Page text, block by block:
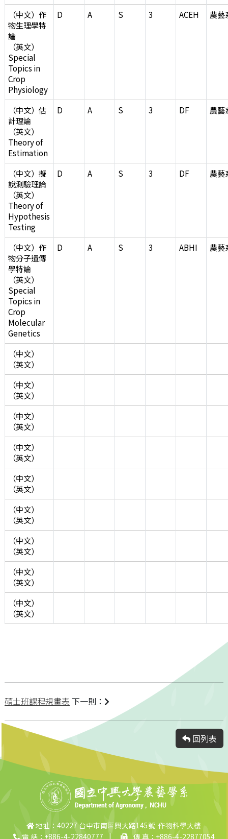
（中文）作
物生理學特
論
（英文）
Special
Topics in
Crop
Physiology
D A S 3 ACEH 農藝
（中文）估
計理論
（英文）
Theory of
Estimation
D A S 3 DF 農藝
（中文）擬
說測驗理論
（英文）
Theory of
Hypothesis
Testing
D A S 3 DF 農藝
（中文）作
物分子遺傳
學特論
（英文）
Special
Topics in
Crop
Molecular
Genetics
D A S 3 ABHI 農藝
（中文）
（英文）
（中文）
（英文）
（中文）
（英文）
（中文）
（英文）
（中文）
（英文）
（中文）
（英文）
（中文）
（英文）
（中文）
（英文）
（中文）
（英文）
碩士班課程規畫表 下一則：
回列表
地址：40227 台中市南區興大路145號 作物科學大樓
電 話：+886-4-22840777 | 傳 真：+886-4-22877054